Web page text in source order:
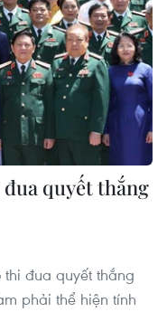
quyết thắng
đua quyết thắng
phải thể hiện tính